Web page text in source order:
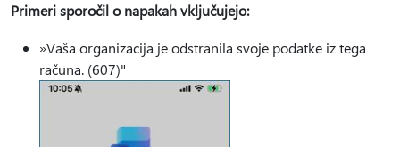
Primeri sporočil o napakah vključujejo:
»Vaša organizacija je odstranila svoje podatke iz tega
računa. (607)"